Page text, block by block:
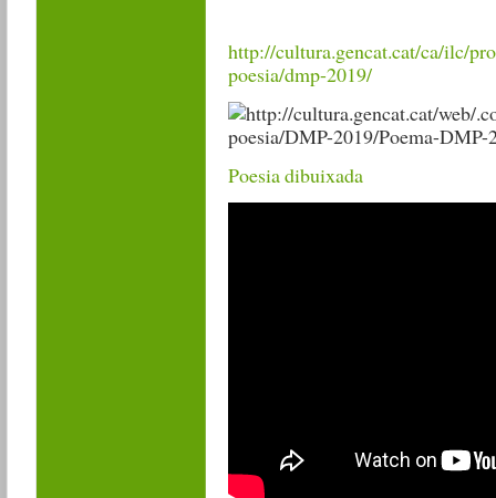
http://cultura.gencat.cat/ca/ilc/
poesia/dmp-2019/
Poesia dibuixada